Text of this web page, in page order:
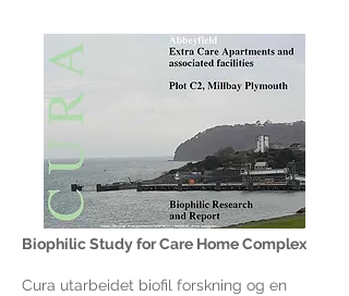
Biophilic Study for Care Home Complex
Cura utarbeidet biofil forskning og en